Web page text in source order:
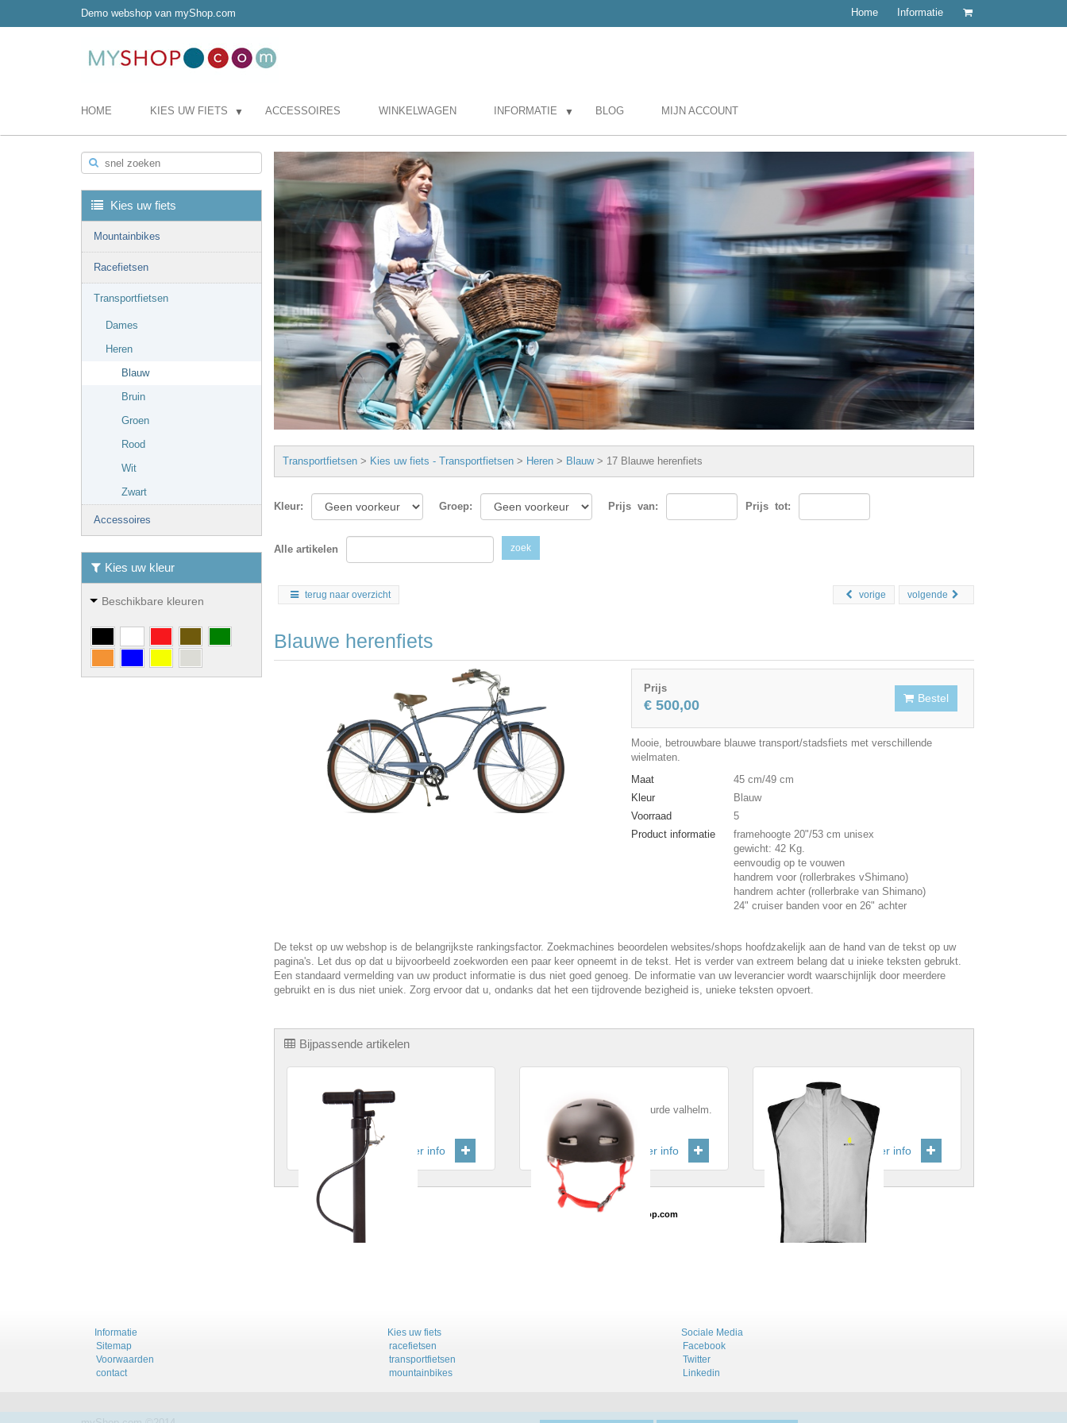
Demo webshop van myShop.com Home Informatie
HOME KIES UW FIETS ▼ ACCESSOIRES WINKELWAGEN INFORMATIE ▼ BLOG MIJN ACCOUNT
snel zoeken
Kies uw fiets
Mountainbikes
Racefietsen
Transportfietsen
Dames
Heren
Blauw
Bruin
Groen
Rood
Wit
Zwart
Accessoires
Kies uw kleur
Beschikbare kleuren
Transportfietsen > Kies uw fiets - Transportfietsen > Heren > Blauw> 17 Blauwe herenfiets
Kleur: Groep: Prijs van: Prijs tot:
Alle artikelen zoek
terug naar overzicht volgende
vorige
Blauwe herenfiets
Prijs
€ 500,00 Bestel
Mooie, betrouwbare blauwe transport/stadsfiets met verschillende
wielmaten.
Maat
45 cm/49 cm
Kleur
Blauw
Voorraad
5
Product informatie
framehoogte 20"/53 cm unisex
gewicht: 42 Kg.
eenvoudig op te vouwen
handrem voor (rollerbrakes vShimano)
handrem achter (rollerbrake van Shimano)
24" cruiser banden voor en 26" achter
De tekst op uw webshop is de belangrijkste rankingsfactor. Zoekmachines beoordelen websites/shops hoofdzakelijk aan de hand van de tekst op uw
pagina's. Let dus op dat u bijvoorbeeld zoekworden een paar keer opneemt in de tekst. Het is verder van extreem belang dat u inieke teksten gebrukt.
Een standaard vermelding van uw product informatie is dus niet goed genoeg. De informatie van uw leverancier wordt waarschijnlijk door meerdere
gebruikt en is dus niet uniek. Zorg ervoor dat u, ondanks dat het een tijdrovende bezigheid is, unieke teksten opvoert.
Bijpassende artikelen
Fietspomp
Robuste fietspomp.
meer info
Betrouwbare en goedgekeurde valhelm.
Prijs: € 45,00
meer info
Fietshirt
Grijs fietsshirt
Prijs
€ 45,00
meer info
powered by myShop.com
Informatie
Sitemap
Voorwaarden
contact
Kies uw fiets
racefietsen
transportfietsen
mountainbikes
Sociale Media
Facebook
Twitter
Linkedin